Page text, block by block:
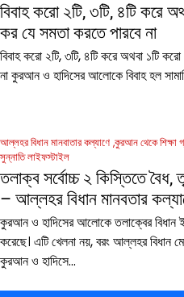
বিবাহ করো ২টি, ৩টি, ৪টি করে
কর যে সমতা করতে পারবে না
বিবাহ করো ২টি, ৩টি, ৪টি করে অথবা ১টি
না কুরআন ও হাদিসের আলোকে বিবাহ হল
আল্লহর বিধান মানবাতার কল্যাণে কুরআন থেকে শিক্ষা
সুন্নাতি লাইফস্টাইল
তলাক্ব সর্বোচ্চ ২ কিস্তিতে বৈধ,
– আল্লহর বিধান মানবতার
কুরআন ও হাদিসের আলোকে তলাক্বের বিধান
করেছে। এটি খেলনা নয়, বরং আল্লহর বিধান
কুরআন ও হাদিসে…